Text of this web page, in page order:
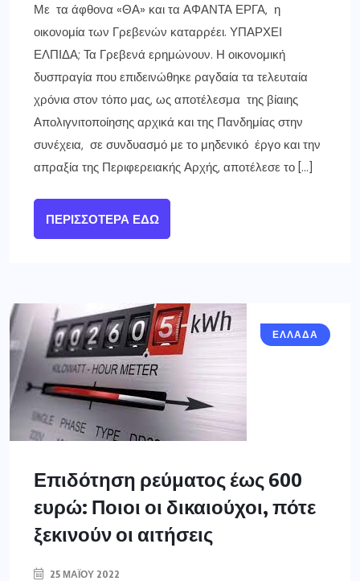
Με τα άφθονα «ΘΑ» και τα ΑΦΑΝΤΑ ΕΡΓΑ, η
οικονομία των Γρεβενών καταρρέει. ΥΠΑΡΧΕΙ
ΕΛΠΙΔΑ; Τα Γρεβενά ερημώνουν. Η οικονομική
δυσπραγία που επιδεινώθηκε ραγδαία τα τελευταία
χρόνια στον τόπο μας, ως αποτέλεσμα της βίαιης
Απολιγνιτοποίησης αρχικά και της Πανδημίας στην
συνέχεια, σε συνδυασμό με το μηδενικό έργο και την
απραξία της Περιφερειακής Αρχής, αποτέλεσε το […]
ΠΕΡΙΣΣΌΤΕΡΑ ΕΔΏ
ΕΛΛΑΔΑ
Επιδότηση ρεύματος έως 600
ευρώ: Ποιοι οι δικαιούχοι, πότε
ξεκινούν οι αιτήσεις
25 ΜΑΪ́ΟΥ 2022